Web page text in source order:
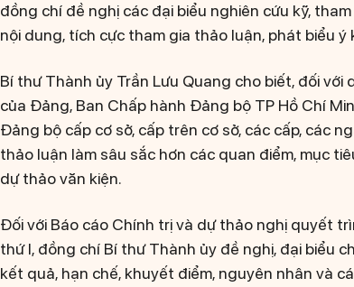
đồng chí đề nghị các đại biểu nghiên cứu kỹ,
nội dung, tích cực tham gia thảo luận, phát biểu ý
Bí thư Thành ủy Trần Lưu Quang cho biết, đối với
của Đảng, Ban Chấp hành Đảng bộ TP Hồ Chí
Đảng bộ cấp cơ sở, cấp trên cơ sở, các cấp, các
thảo luận làm sâu sắc hơn các quan điểm, mục
dự thảo văn kiện.
Đối với Báo cáo Chính trị và dự thảo nghị quyết
thứ I, đồng chí Bí thư Thành ủy đề nghị, đại biểu
kết quả, hạn chế, khuyết điểm, nguyên nhân và